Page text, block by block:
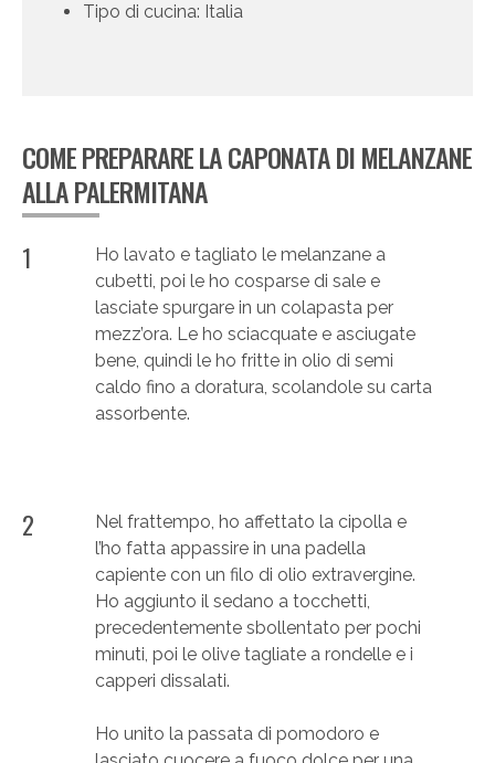
Tipo di cucina: Italia
COME PREPARARE LA CAPONATA DI MELANZANE
ALLA PALERMITANA
1
Ho lavato e tagliato le melanzane a
cubetti, poi le ho cosparse di sale e
lasciate spurgare in un colapasta per
mezz’ora. Le ho sciacquate e asciugate
bene, quindi le ho fritte in olio di semi
caldo fino a doratura, scolandole su carta
assorbente.
2
Nel frattempo, ho affettato la cipolla e
l’ho fatta appassire in una padella
capiente con un filo di olio extravergine.
Ho aggiunto il sedano a tocchetti,
precedentemente sbollentato per pochi
minuti, poi le olive tagliate a rondelle e i
capperi dissalati.
Ho unito la passata di pomodoro e